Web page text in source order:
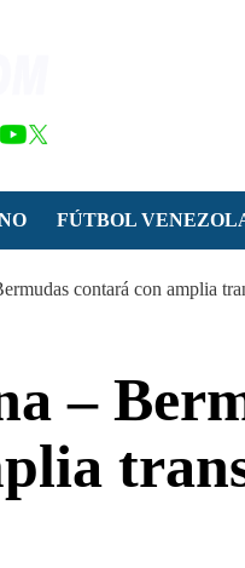
FÚTBOL
contará con amplia
–